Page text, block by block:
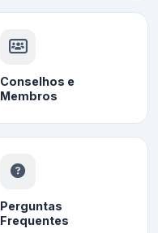
Conselhos e
Membros
Perguntas
Frequentes